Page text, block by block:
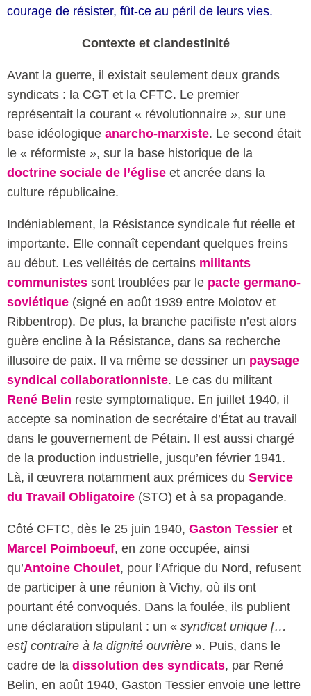
courage de résister, fût-ce au péril de leurs vies.
Contexte et clandestinité
Avant la guerre, il existait seulement deux grands
syndicats : la CGT et la CFTC. Le premier
représentait la courant « révolutionnaire », sur une
base idéologique anarcho-marxiste. Le second était
le « réformiste », sur la base historique de la
doctrine sociale de l’église et ancrée dans la
culture républicaine.
Indéniablement, la Résistance syndicale fut réelle et
importante. Elle connaît cependant quelques freins
au début. Les velléités de certains militants
communistes sont troublées par le pacte germano-
soviétique (signé en août 1939 entre Molotov et
Ribbentrop). De plus, la branche pacifiste n’est alors
guère encline à la Résistance, dans sa recherche
illusoire de paix. Il va même se dessiner un paysage
syndical collaborationniste. Le cas du militant
René Belin reste symptomatique. En juillet 1940, il
accepte sa nomination de secrétaire d’État au travail
dans le gouvernement de Pétain. Il est aussi chargé
de la production industrielle, jusqu’en février 1941.
Là, il œuvrera notamment aux prémices du Service
du Travail Obligatoire (STO) et à sa propagande.
Côté CFTC, dès le 25 juin 1940, Gaston Tessier et
Marcel Poimboeuf, en zone occupée, ainsi
qu’Antoine Choulet, pour l’Afrique du Nord, refusent
de participer à une réunion à Vichy, où ils ont
pourtant été convoqués. Dans la foulée, ils publient
une déclaration stipulant : un « syndicat unique […
est] contraire à la dignité ouvrière ». Puis, dans le
cadre de la dissolution des syndicats, par René
Belin, en août 1940, Gaston Tessier envoie une lettre